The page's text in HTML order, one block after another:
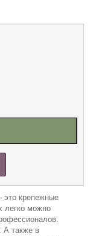
это крепежные
легко можно
А также в